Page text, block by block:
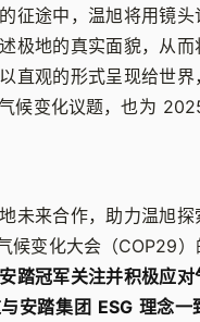
征途中，温旭将用镜头
极地的真实面貌，从
直观的形式呈现给世界
候变化议题，也为
未来合作，助力温旭
候变化大会（COP29）
安踏冠军关注并积极应
安踏集团 ESG 理念一